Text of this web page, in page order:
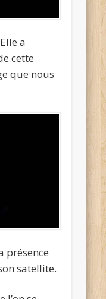
a
cette
que nous
présence
satellite.